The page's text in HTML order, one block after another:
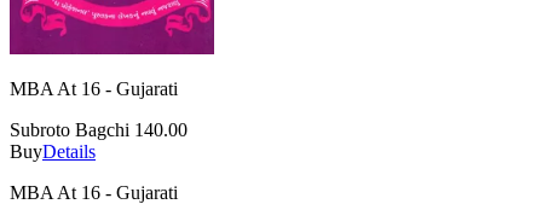
MBA At 16 - Gujarati
Subroto Bagchi 140.00
BuyDetails
MBA At 16 - Gujarati